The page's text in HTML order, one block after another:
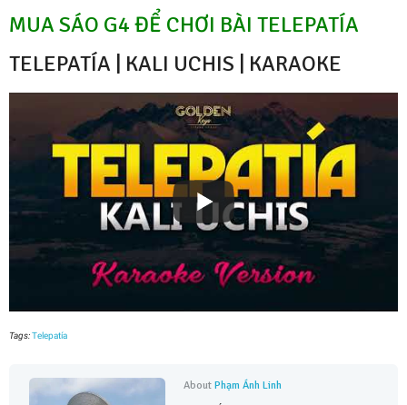
MUA SÁO G4 ĐỂ CHƠI BÀI TELEPATÍA
TELEPATÍA | KALI UCHIS | KARAOKE
Tags:Telepatía
AboutPhạm Ánh Linh